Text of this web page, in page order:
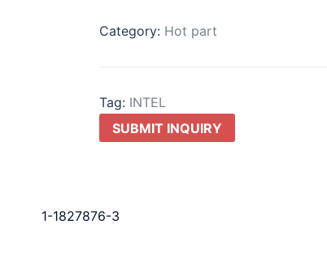
Category: Hot part
Tag: INTEL
SUBMIT INQUIRY
1-1827876-3